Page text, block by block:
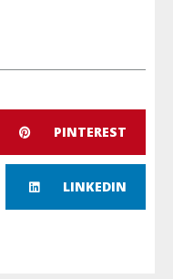
PINTEREST
LINKEDIN